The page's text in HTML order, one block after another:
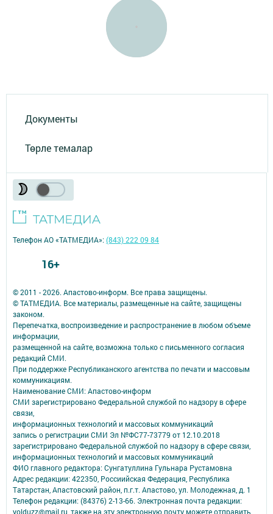
Документы
Төрле темалар
© 2011 - 2026. Апастово-информ. Все права защищены.
© ТАТМЕДИА. Все материалы, размещенные на сайте, защищены
законом.
Перепечатка, воспроизведение и распространение в любом объеме
информации,
размещенной на сайте, возможна только с письменного согласия
редакций СМИ.
При поддержке Республиканского агентства по печати и массовым
коммуникациям.
Наименование СМИ: Апастово-информ
СМИ зарегистрировано Федеральной службой по надзору в сфере
связи,
информационных технологий и массовых коммуникаций
запись о регистрации СМИ Эл №ФС77-73779 от 12.10.2018
зарегистрировано Федеральной службой по надзору в сфере связи,
информационных технологий и массовых коммуникаций
ФИО главного редактора: Сунгатуллина Гульнара Рустамовна
Адрес редакции: 422350, Россиийская Федерация, Республика
Татарстан, Апастовский район, п.г.т. Апастово, ул. Молодежная, д. 1
Телефон редакции: (84376) 2-13-66. Электронная почта редакции:
yolduzz@mail.ru, также на эту электронную почту можете отправить
Телефон АО «ТАТМЕДИА»:(843) 222 09 84
16+